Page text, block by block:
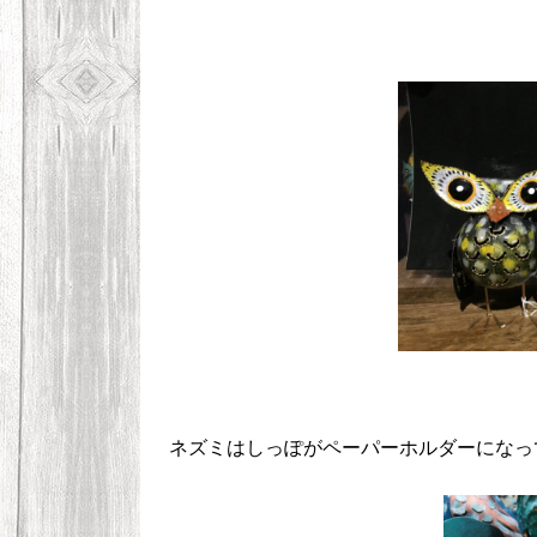
ネズミはしっぽがペーパーホルダーにな